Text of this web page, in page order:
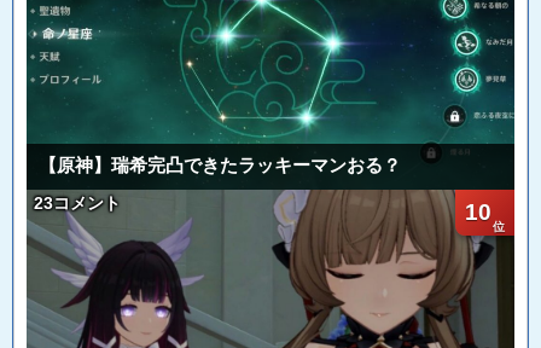
【原神】瑞希完凸できたラッキーマンおる？
10
23コメント